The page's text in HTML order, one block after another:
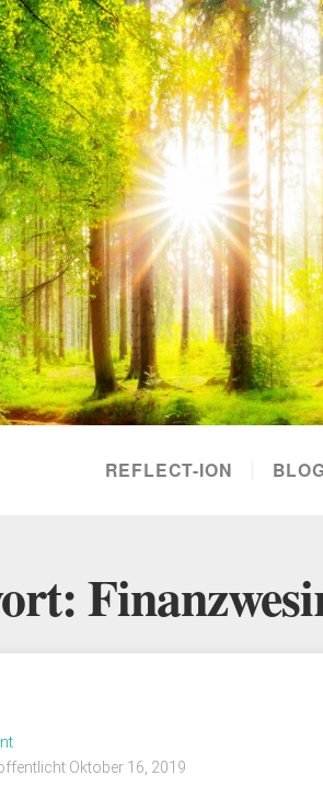
REFLECT-ION
Oktober 16, 2019